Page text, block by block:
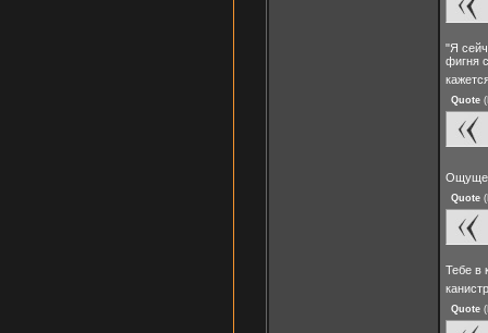
"Я
фигня
Quote (
Quote (
Тебе в
Quote (